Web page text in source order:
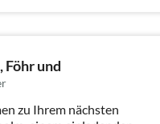
Föhr und
zu Ihrem nächsten